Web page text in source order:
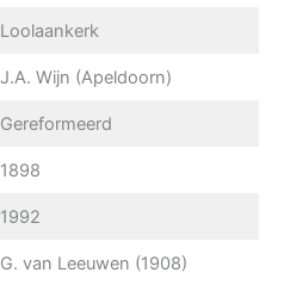
Loolaankerk
J.A. Wijn (Apeldoorn)
Gereformeerd
1898
1992
G. van Leeuwen (1908)